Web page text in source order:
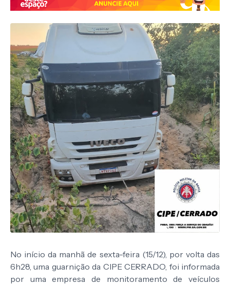
No início da manhã de sexta-feira (15/12), por volta das
6h28, uma guarnição da CIPE CERRADO, foi informada
por uma empresa de monitoramento de veículos